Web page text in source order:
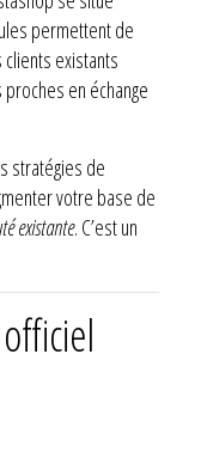
permettent de
existants
en échange
stratégies de
votre base de
existante. C’est un